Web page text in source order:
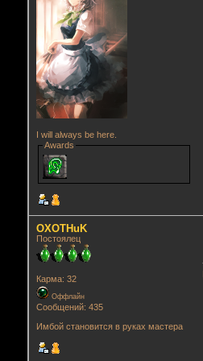
I will always be here.
Awards
OXOTHuK
Постоялец
Карма: 32
Оффлайн
Сообщений: 435
Имбой становится в руках мастера